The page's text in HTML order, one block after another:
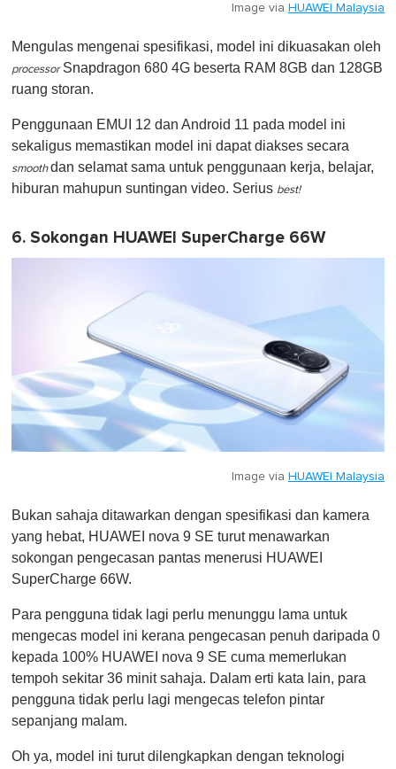
Image via HUAWEI Malaysia
Mengulas mengenai spesifikasi, model ini dikuasakan oleh
processorSnapdragon 680 4G beserta RAM 8GB dan 128GB
ruang storan.
Penggunaan EMUI 12 dan Android 11 pada model ini
sekaligus memastikan model ini dapat diakses secara
smoothdan selamat sama untuk penggunaan kerja, belajar,
hiburan mahupun suntingan video. Serius best!
6. Sokongan HUAWEI SuperCharge 66W
Image via HUAWEI Malaysia
Bukan sahaja ditawarkan dengan spesifikasi dan kamera
yang hebat, HUAWEI nova 9 SE turut menawarkan
sokongan pengecasan pantas menerusi HUAWEI
SuperCharge 66W.
Para pengguna tidak lagi perlu menunggu lama untuk
mengecas model ini kerana pengecasan penuh daripada 0
kepada 100% HUAWEI nova 9 SE cuma memerlukan
tempoh sekitar 36 minit sahaja. Dalam erti kata lain, para
pengguna tidak perlu lagi mengecas telefon pintar
sepanjang malam.
Oh ya, model ini turut dilengkapkan dengan teknologi